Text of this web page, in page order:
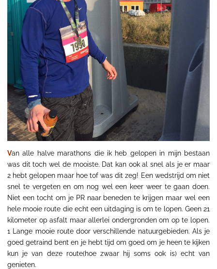
Van alle halve marathons die ik heb gelopen in mijn bestaan
was dit toch wel de mooiste. Dat kan ook al snel als je er maar
2 hebt gelopen maar hoe tof was dit zeg! Een wedstrijd om niet
snel te vergeten en om nog wel een keer weer te gaan doen.
Niet een tocht om je PR naar beneden te krijgen maar wel een
hele mooie route die echt een uitdaging is om te lopen. Geen 21
kilometer op asfalt maar allerlei ondergronden om op te lopen.
1 Lange mooie route door verschillende natuurgebieden. Als je
goed getraind bent en je hebt tijd om goed om je heen te kijken
kun je van deze route(hoe zwaar hij soms ook is) echt van
genieten.